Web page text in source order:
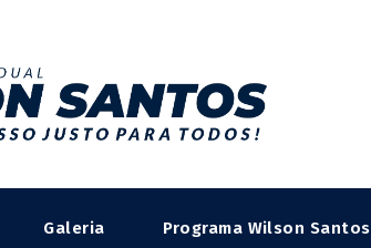
Galeria Programa Wilson Santos